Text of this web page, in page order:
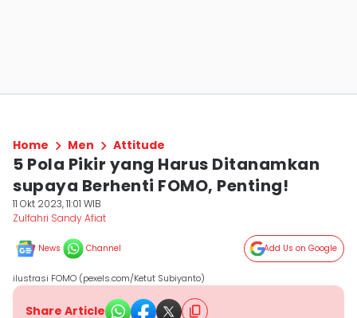
Home Men Attitude
5 Pola Pikir yang Harus Ditanamkan
supaya Berhenti FOMO, Penting!
11 Okt 2023, 11:01 WIB
Zulfahri Sandy Afiat
News Channel Add Us on Google
ilustrasi FOMO (pexels.com/Ketut Subiyanto)
Share Article